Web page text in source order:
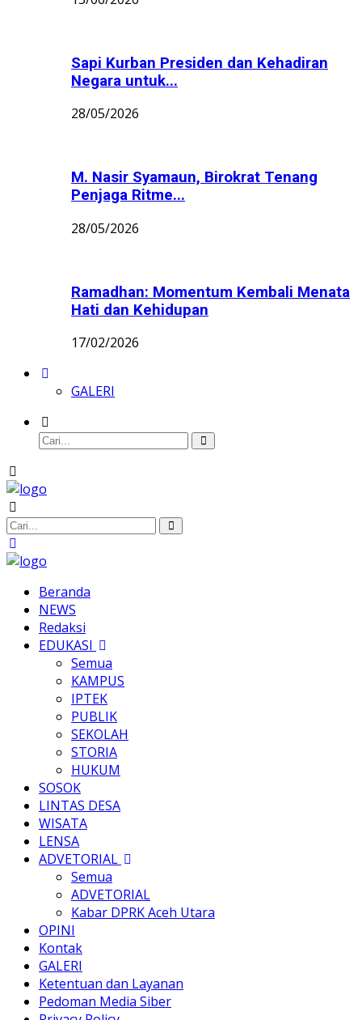
Sapi Kurban Presiden dan Kehadiran
Negara untuk...
28/05/2026
M. Nasir Syamaun, Birokrat Tenang
Penjaga Ritme...
28/05/2026
Ramadhan: Momentum Kembali Menata
Hati dan Kehidupan
17/02/2026
GALERI
Beranda
NEWS
Redaksi
EDUKASI
Semua
KAMPUS
IPTEK
PUBLIK
SEKOLAH
STORIA
HUKUM
SOSOK
LINTAS DESA
WISATA
LENSA
ADVETORIAL
Semua
ADVETORIAL
Kabar DPRK Aceh Utara
OPINI
Kontak
GALERI
Ketentuan dan Layanan
Pedoman Media Siber